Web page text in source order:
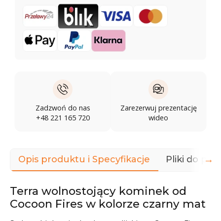
Zadzwoń do nas
+48 221 165 720
Zarezerwuj prezentację
wideo
Opis produktu i Specyfikacje Pliki do
Terra wolnostojący kominek od
Cocoon Fires w kolorze czarny mat
→